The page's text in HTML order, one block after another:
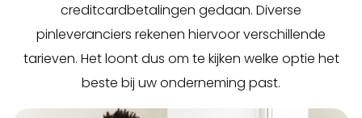
creditcardbetalingen gedaan. Diverse
pinleveranciers rekenen hiervoor verschillende
tarieven. Het loont dus om te kijken welke optie het
beste bij uw onderneming past.